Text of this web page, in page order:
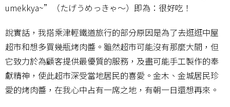
umekkya~”（たげうめっきゃ〜）即為：很好吃！
說實話，我搭乘津輕鐵道旅行的部分原因是為了去逛逛中屋
超市和想多買幾瓶烤肉醬。雖然超市可能沒有那麼大間，但
它致力於為顧客提供最優質的服務，及盡可能手工製作的奉
獻精神，使此超市深受當地居民的喜愛。金木、金城居民珍
愛的烤肉醬，在我心中占有一席之地，有朝一日還想再來。